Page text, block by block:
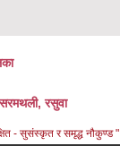
रसुवा
- सुसंस्कृत र समृद्ध नौकुण्ड "